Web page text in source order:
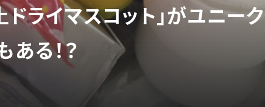
ドライマスコット」がユニー
る！？